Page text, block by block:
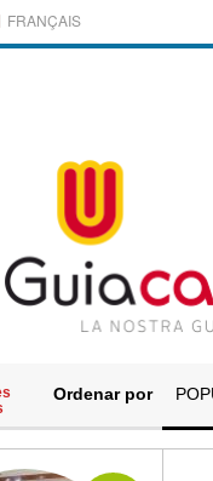
FRANÇAIS
Ordenar por